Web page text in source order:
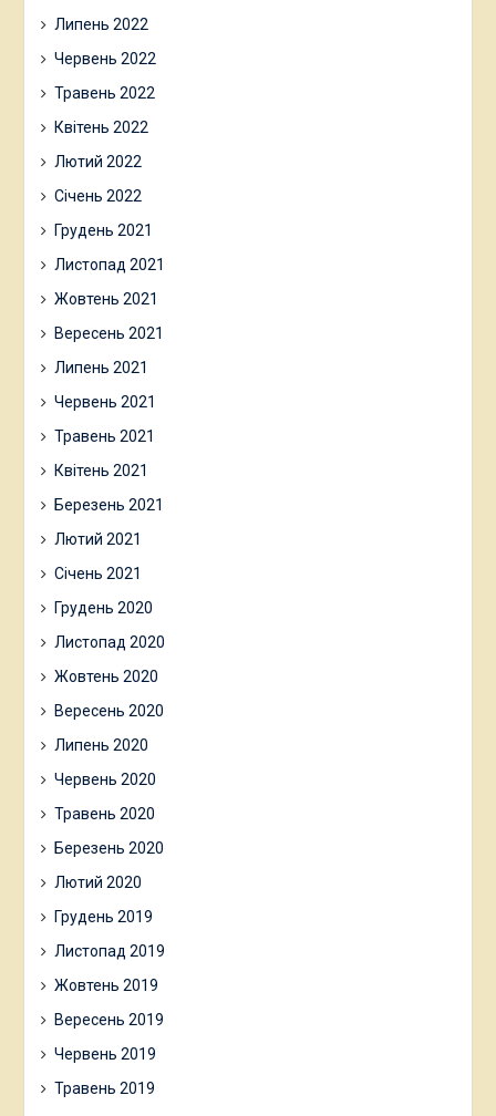
Липень 2022
Червень 2022
Травень 2022
Квітень 2022
Лютий 2022
Січень 2022
Грудень 2021
Листопад 2021
Жовтень 2021
Вересень 2021
Липень 2021
Червень 2021
Травень 2021
Квітень 2021
Березень 2021
Лютий 2021
Січень 2021
Грудень 2020
Листопад 2020
Жовтень 2020
Вересень 2020
Липень 2020
Червень 2020
Травень 2020
Березень 2020
Лютий 2020
Грудень 2019
Листопад 2019
Жовтень 2019
Вересень 2019
Червень 2019
Травень 2019